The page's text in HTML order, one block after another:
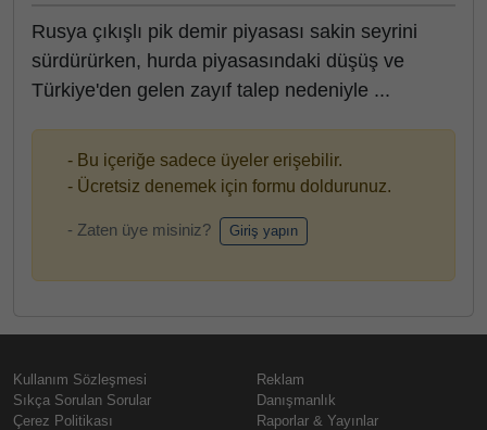
Rusya çıkışlı pik demir piyasası sakin seyrini
sürdürürken, hurda piyasasındaki düşüş ve
Türkiye'den gelen zayıf talep nedeniyle ...
- Bu içeriğe sadece üyeler erişebilir.
- Ücretsiz denemek için formu doldurunuz.
- Zaten üye misiniz? Giriş yapın
Kullanım Sözleşmesi
Sıkça Sorulan Sorular
Çerez Politikası
Reklam
Danışmanlık
Raporlar & Yayınlar